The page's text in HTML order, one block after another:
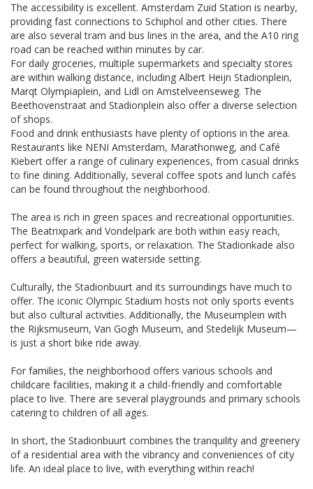
The accessibility is excellent. Amsterdam Zuid Station is nearby,
providing fast connections to Schiphol and other cities. There
are also several tram and bus lines in the area, and the A10 ring
road can be reached within minutes by car.
For daily groceries, multiple supermarkets and specialty stores
are within walking distance, including Albert Heijn Stadionplein,
Marqt Olympiaplein, and Lidl on Amstelveenseweg. The
Beethovenstraat and Stadionplein also offer a diverse selection
of shops.
Food and drink enthusiasts have plenty of options in the area.
Restaurants like NENI Amsterdam, Marathonweg, and Café
Kiebert offer a range of culinary experiences, from casual drinks
to fine dining. Additionally, several coffee spots and lunch cafés
can be found throughout the neighborhood.
The area is rich in green spaces and recreational opportunities.
The Beatrixpark and Vondelpark are both within easy reach,
perfect for walking, sports, or relaxation. The Stadionkade also
offers a beautiful, green waterside setting.
Culturally, the Stadionbuurt and its surroundings have much to
offer. The iconic Olympic Stadium hosts not only sports events
but also cultural activities. Additionally, the Museumplein with
the Rijksmuseum, Van Gogh Museum, and Stedelijk Museum—
is just a short bike ride away.
For families, the neighborhood offers various schools and
childcare facilities, making it a child-friendly and comfortable
place to live. There are several playgrounds and primary schools
catering to children of all ages.
In short, the Stadionbuurt combines the tranquility and greenery
of a residential area with the vibrancy and conveniences of city
life. An ideal place to live, with everything within reach!